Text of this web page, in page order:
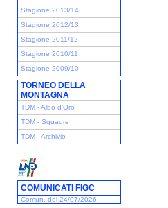
Stagione 2013/14
Stagione 2012/13
Stagione 2011/12
Stagione 2010/11
Stagione 2009/10
TORNEO DELLA
MONTAGNA
TDM - Albo d'Oro
TDM - Squadre
TDM - Archivio
COMUNICATI FIGC
Comun. del 24/07/2026